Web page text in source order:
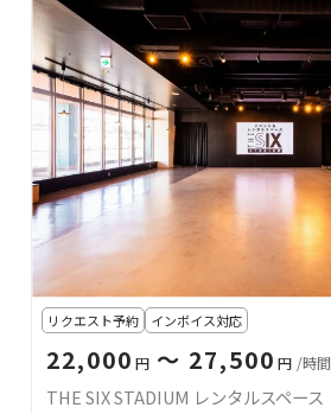
リクエスト予約 インボイス対応
22,000 円 〜 27,500 円 /時間
THE SIX STADIUM レンタルスペース